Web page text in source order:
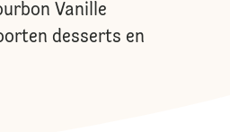
Vanille
desserts en